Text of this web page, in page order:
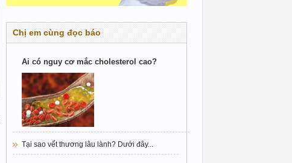
Chị em cùng đọc báo
Ai có nguy cơ mắc cholesterol cao?
Tại sao vết thương lâu lành? Dưới đây...